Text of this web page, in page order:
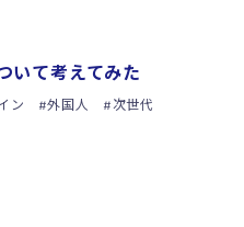
いて考えてみた
ン 外国人
次世代